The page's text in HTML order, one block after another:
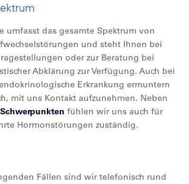
umfasst das gesamte Spektrum von
und steht Ihnen bei
oder zur Beratung bei
Abklärung zur Verfügung. Auch bei
Erkrankung ermuntern
mit uns Kontakt aufzunehmen. Neben
Schwerpunkten fühlen wir uns auch für
Hormonstörungen zuständig.
Fällen sind wir telefonisch rund